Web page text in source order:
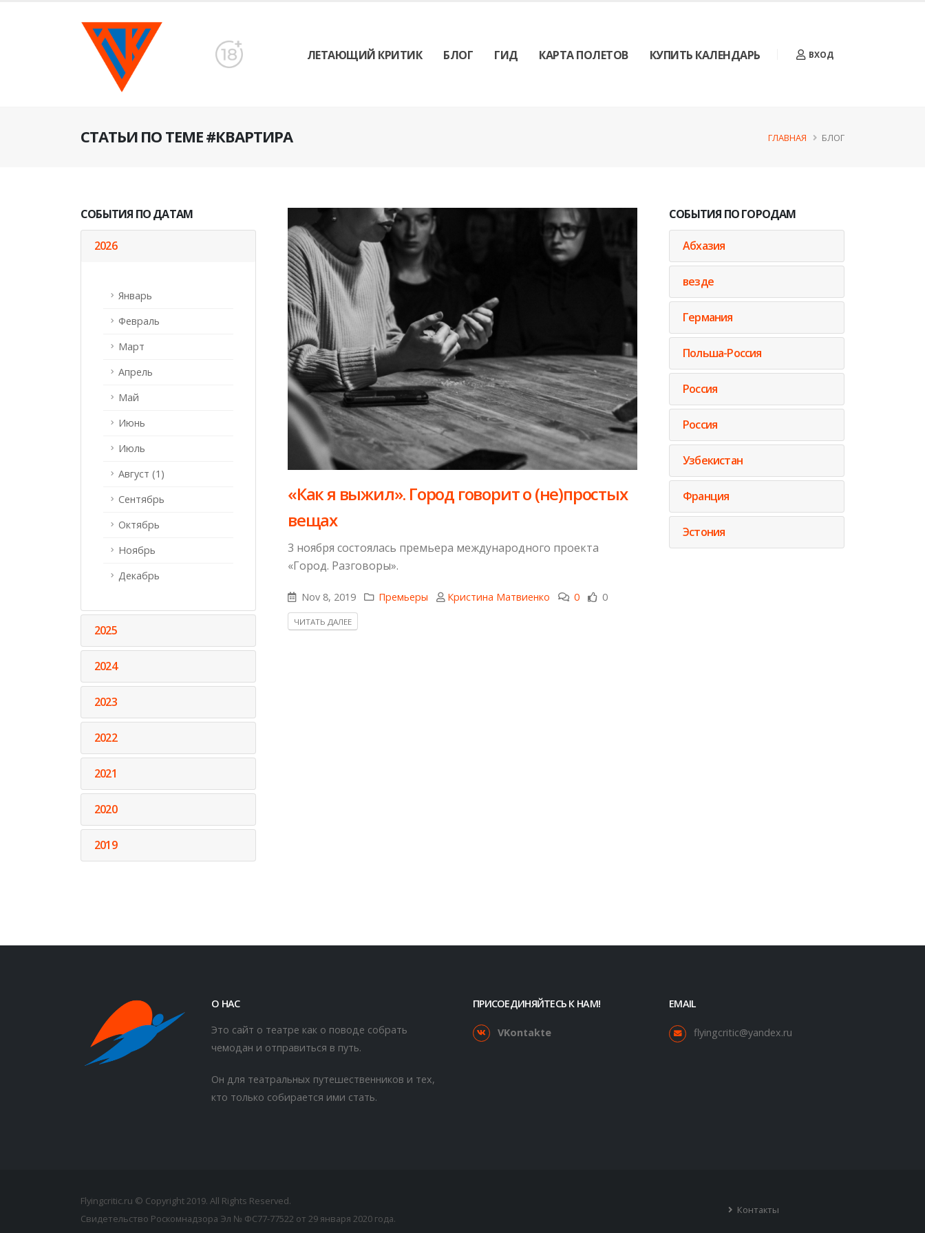
ЛЕТАЮЩИЙ КРИТИК БЛОГ ГИД КАРТА ПОЛЕТОВ КУПИТЬ КАЛЕНДАРЬ ВХОД
СТАТЬИ ПО ТЕМЕ #КВАРТИРА ГЛАВНАЯ БЛОГ
СОБЫТИЯ ПО ДАТАМ
2026
Январь
Февраль
Март
Апрель
Май
Июнь
Июль
Август (1)
Сентябрь
Октябрь
Ноябрь
Декабрь
2025
2024
2023
2022
2021
2020
2019
«Как я выжил». Город говорит о (не)простых
вещах
3 ноября состоялась премьера международного проекта
«Город. Разговоры».
Nov 8, 2019 Премьеры Кристина Матвиенко 0 0
ЧИТАТЬ ДАЛЕЕ
СОБЫТИЯ ПО ГОРОДАМ
Абхазия
везде
Германия
Польша-Россия
Россия
Россия
Узбекистан
Франция
Эстония
О НАС
Это сайт о театре как о поводе собрать
чемодан и отправиться в путь.
Он для театральных путешественников и тех,
кто только собирается ими стать.
ПРИСОЕДИНЯЙТЕСЬ К НАМ!
VKontakte
EMAIL
flyingcritic@yandex.ru
Flyingcritic.ru © Copyright 2019. All Rights Reserved.
Свидетельство Роскомнадзора Эл № ФС77-77522 от 29 января 2020 года.
Контакты